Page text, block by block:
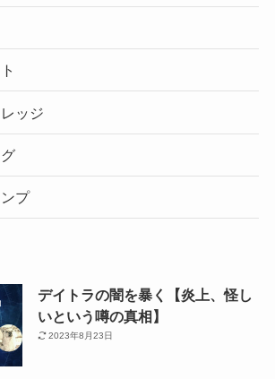
ッジ
プ
デイトラの闇を暴く【炎上、怪し
いという噂の真相】
2023年8月23日